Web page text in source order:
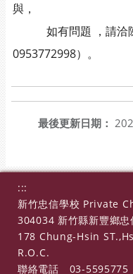
與，
如有問題 ，請洽陳
0953772998）。
最後更新日期：
:::
新竹忠信學校 Private
304034 新竹縣新豐鄉
178 Chung-Hsin
R.O.C.
聯絡電話
03-5595775